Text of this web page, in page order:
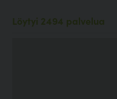
Löytyi 2494 palvelua